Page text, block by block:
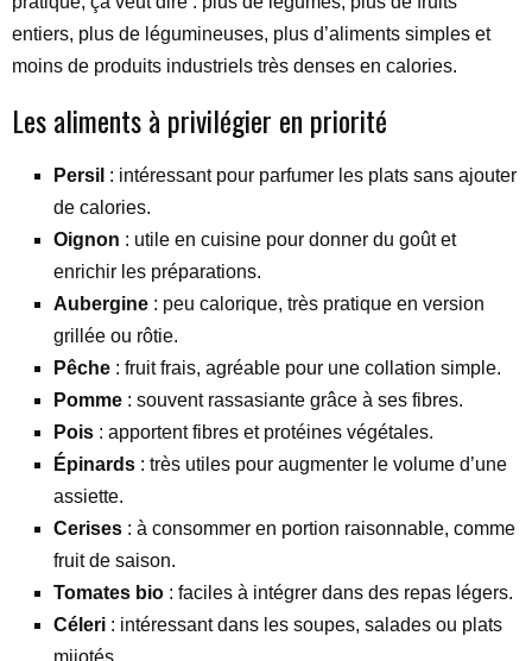
entiers, plus de légumineuses, plus d’aliments simples et
moins de produits industriels très denses en calories.
Les aliments à privilégier en priorité
Persil : intéressant pour parfumer les plats sans ajouter
de calories.
Oignon : utile en cuisine pour donner du goût et
enrichir les préparations.
Aubergine : peu calorique, très pratique en version
grillée ou rôtie.
Pêche : fruit frais, agréable pour une collation simple.
Pomme : souvent rassasiante grâce à ses fibres.
Pois : apportent fibres et protéines végétales.
Épinards : très utiles pour augmenter le volume d’une
assiette.
Cerises : à consommer en portion raisonnable, comme
fruit de saison.
Tomates bio : faciles à intégrer dans des repas légers.
Céleri : intéressant dans les soupes, salades ou plats
mijotés.